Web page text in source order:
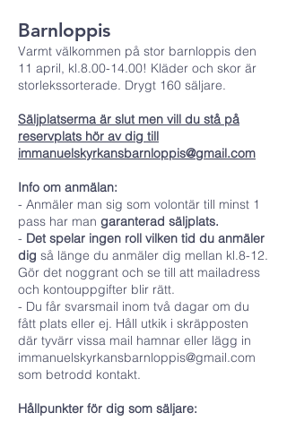
Barnloppis
Varmt välkommen på stor barnloppis den
11 april, kl.8.00-14.00! Kläder och skor är
storlekssorterade. Drygt 160 säljare.
Säljplatserma är slut men vill du stå på
reservplats hör av dig till
immanuelskyrkansbarnloppis@gmail.com
Info om anmälan:
- Anmäler man sig som volontär till minst 1
pass har man garanterad säljplats.
- Det spelar ingen roll vilken tid du anmäler
dig så länge du anmäler dig mellan kl.8-12.
Gör det noggrant och se till att mailadress
och kontouppgifter blir rätt.
- Du får svarsmail inom två dagar om du
fått plats eller ej. Håll utkik i skräpposten
där tyvärr vissa mail hamnar eller lägg in
immanuelskyrkansbarnloppis@gmail.com
som betrodd kontakt.
Hållpunkter för dig som säljare: